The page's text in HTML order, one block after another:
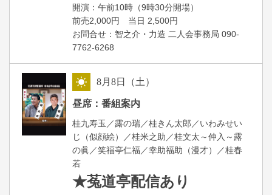
開演：午前10時（9時30分開場）
前売2,000円 当日 2,500円
お問合せ：智之介・力造 二人会事務局 090-
7762-6268
8月8日（土）
昼席：番組案内
桂九寿玉／露の瑞／桂きん太郎／いわみせい
じ（似顔絵）／桂米之助／桂文太～仲入～露
の眞／笑福亭仁福／幸助福助（漫才）／桂春
若
★菟道亭配信あり